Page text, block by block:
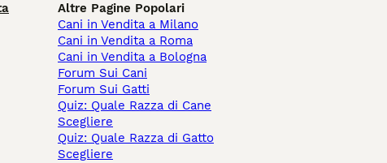
Altre Pagine Popolari
Cani in Vendita a Milano
Cani in Vendita a Roma
Cani in Vendita a Bologna
Forum Sui Cani
Forum Sui Gatti
Quiz: Quale Razza di Cane
Scegliere
Quiz: Quale Razza di Gatto
Scegliere